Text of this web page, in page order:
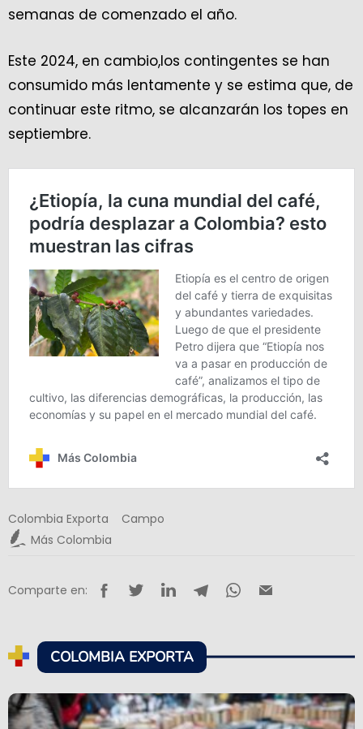
semanas de comenzado el año.
Este 2024, en cambio,los contingentes se han
consumido más lentamente y se estima que, de
continuar este ritmo, se alcanzarán los topes en
septiembre.
Colombia Exporta
Campo
Más Colombia
Comparte en:
COLOMBIA EXPORTA